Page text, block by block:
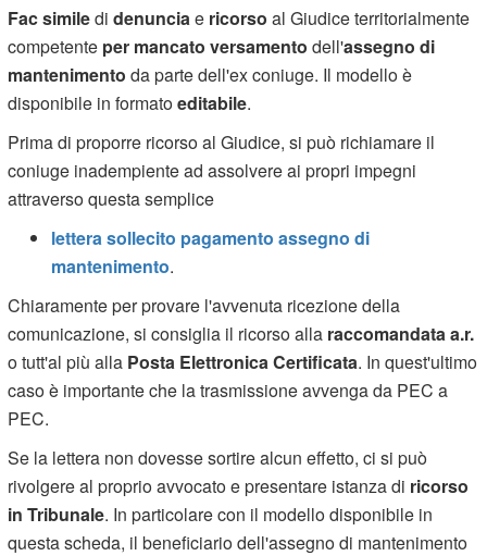
Fac similedidenunciae ricorsoal Giudice territorialmente
competente per mancato versamento dell'assegno di
mantenimento da parte dell'ex coniuge. Il modello è
disponibile in formatoeditabile.
Prima di proporre ricorso al Giudice, si può richiamare il
coniuge inadempiente ad assolvere ai propri impegni
attraverso questa semplice
lettera sollecito pagamento assegno di
mantenimento.
Chiaramente per provare l'avvenuta ricezione della
comunicazione, si consiglia il ricorso alla raccomandata a.r.
o tutt'al più alla Posta Elettronica Certificata. In quest'ultimo
caso è importante che la trasmissione avvenga da PEC a
PEC.
Se la lettera non dovesse sortire alcun effetto, ci si può
rivolgere al proprio avvocato e presentare istanza di ricorso
in Tribunale. In particolare con il modello disponibile in
questa scheda, il beneficiario dell'assegno di mantenimento